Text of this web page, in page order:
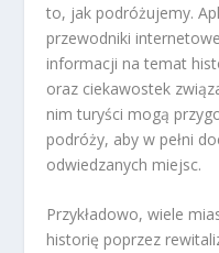
to, jak podróżujemy.
przewodniki
informacji na temat
oraz ciekawostek
nim turyści mogą
podróży, aby w pełni
odwiedzanych miejsc.
Przykładowo, wiele
historię poprzez